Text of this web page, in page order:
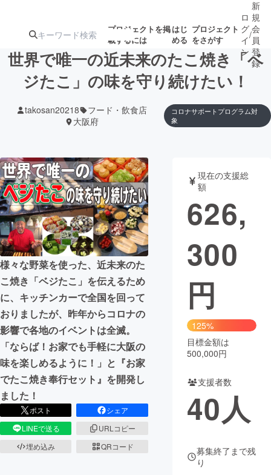
プロジェクトを掲
載するには
はじ
める
プロジェクト
をさがす
ジェクト
ターン
注目の新着プロ
ジェクト
募集終了が近いプ
ロジェクト
もうすぐ公開
されます
アート・写真
テクノロジー・ガジェット
映像・映画 書籍・雑誌
ビジネス・起業 チャレンジ
まちづくり・地域活性化
CAMPFIRE for Social Good
CAMPFIRE Creation
CAMPFIREふるさと納税machi-ya コミュニティ
ロ
グ
イ
ン
/
新
規
会
員
登
録
世界で唯一の近未来のたこ焼き「ベ
ジたこ」の味を守り続けたい！
takosan20218
フード・飲食店
大阪府
コロナサポートプログラム対
象
様々な野菜を使った、近未来のた
こ焼き「ベジたこ」を伝えるため
に、キッチンカーで全国を回って
おりましたが、昨年からコロナの
影響で各地のイベントは全滅。
「ならば！お家でも手軽に大阪の
味を楽しめるように！」と『お家
でたこ焼き奉行セット』を開発し
ました！
ポスト
シェア
LINEで送る
URLコピー
埋め込み
QRコード
現在の支援総
額
626,
300
円
125%
目標金額は
500,000円
支援者数
40人
募集終了まで残
り